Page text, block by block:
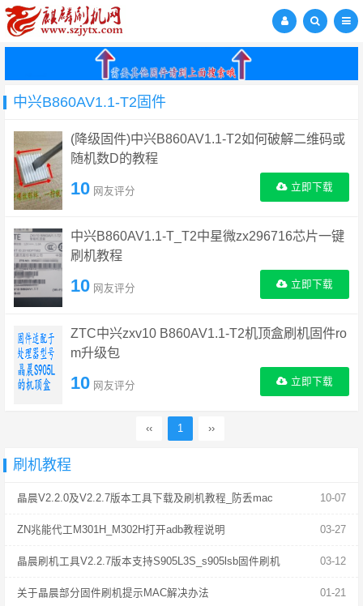
中兴B860AV1.1-T2固件
(降级固件)中兴B860AV1.1-T2如何破解二维码或
随机数D的教程
10 网友评分 立即下载
中兴B860AV1.1-T_T2中星微zx296716芯片一键
刷机教程
10 网友评分 立即下载
ZTC中兴zxv10 B860AV1.1-T2机顶盒刷机固件ro
m升级包
10 网友评分 立即下载
‹‹ 1 ››
刷机教程
10-07
晶晨V2.2.0及V2.2.7版本工具下载及刷机教程_防丢mac
03-27
ZN兆能代工M301H_M302H打开adb教程说明
03-12
晶晨刷机工具V2.2.7版本支持S905L3S_s905lsb固件刷机
01-21
关于晶晨部分固件刷机提示MAC解决办法